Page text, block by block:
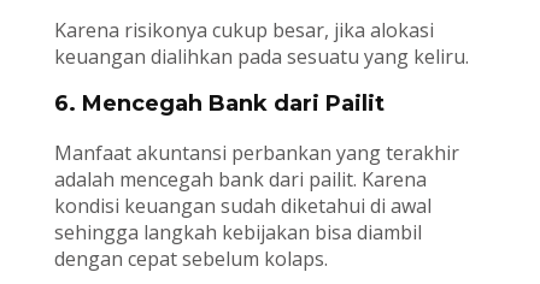
Karena risikonya cukup besar, jika alokasi
keuangan dialihkan pada sesuatu yang keliru.
6. Mencegah Bank dari Pailit
Manfaat akuntansi perbankan yang terakhir
adalah mencegah bank dari pailit. Karena
kondisi keuangan sudah diketahui di awal
sehingga langkah kebijakan bisa diambil
dengan cepat sebelum kolaps.